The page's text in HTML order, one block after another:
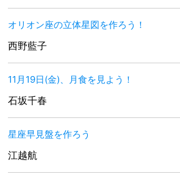
オリオン座の立体星図を作ろう！
西野藍子
11月19日(金)、月食を見よう！
石坂千春
星座早見盤を作ろう
江越航